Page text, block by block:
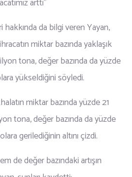
arttı”
da bilgi veren Yayan,
miktar bazında yaklaşık
tona, değer bazında da yüzde
yükseldiğini söyledi.
miktar bazında yüzde 21
tona, değer bazında da yüzde
gerilediğinin altını çizdi.
de değer bazındaki artışın